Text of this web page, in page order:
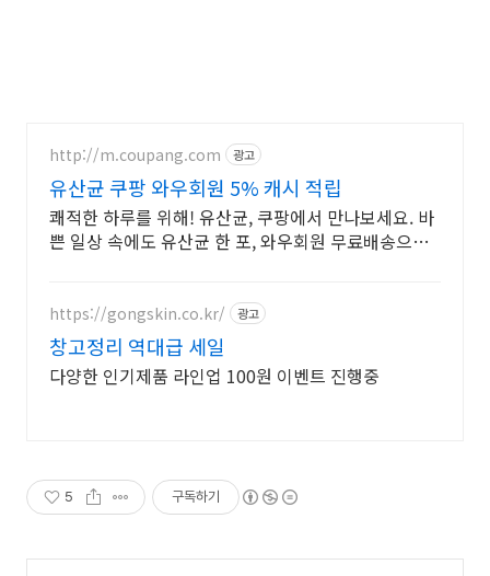
http://m.coupang.com 광고
유산균 쿠팡 와우회원 5% 캐시 적립
쾌적한 하루를 위해! 유산균, 쿠팡에서 만나보세요. 바
쁜 일상 속에도 유산균 한 포, 와우회원 무료배송으로
https://gongskin.co.kr/ 광고
창고정리 역대급 세일
다양한 인기제품 라인업 100원 이벤트 진행중
5 구독하기